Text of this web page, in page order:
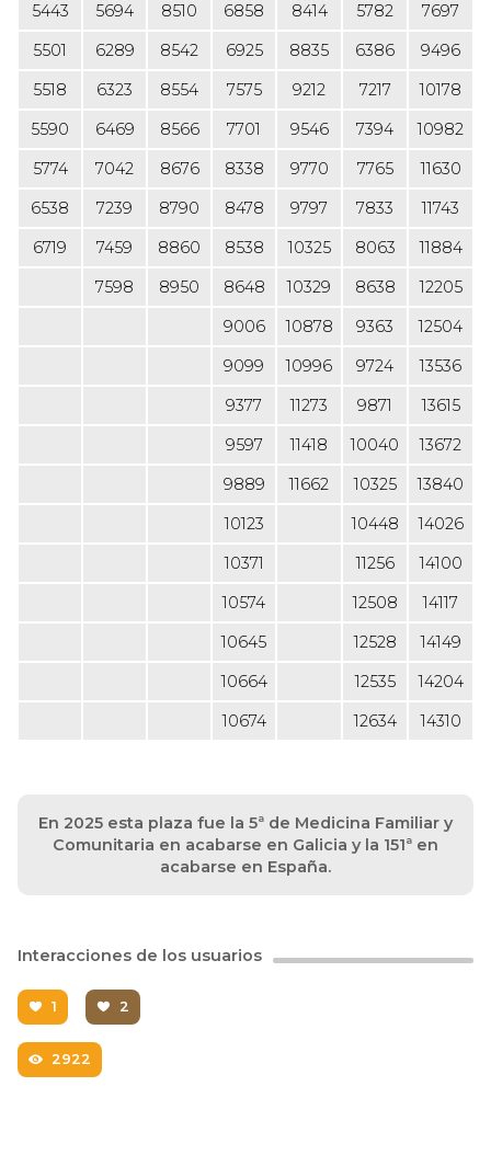
5443
5694 8510 6858 8414 5782
7697
5501
6289 8542 6925 8835 6386
9496
5518
6323 8554 7575 9212 7217
10178
5590
6469 8566 7701 9546 7394
10982
5774
7042 8676 8338 9770 7765
11630
6538
7239 8790 8478 9797 7833
11743
6719
7459 8860 8538 10325 8063
11884
7598
8950 8648 10329 8638
12205
9006
10878 9363
12504
9099
10996 9724
13536
9377
11273 9871
13615
9597
11418 10040
13672
9889
11662 10325
13840
10123
10448
14026
10371
11256
14100
10574
12508
14117
10645
12528
14149
10664
12535
14204
10674
12634 14310
En 2025 esta plaza fue la 5ª de Medicina Familiar y
Comunitaria en acabarse en Galicia y la 151ª en
acabarse en España.
Interacciones de los usuarios
1 2
2922